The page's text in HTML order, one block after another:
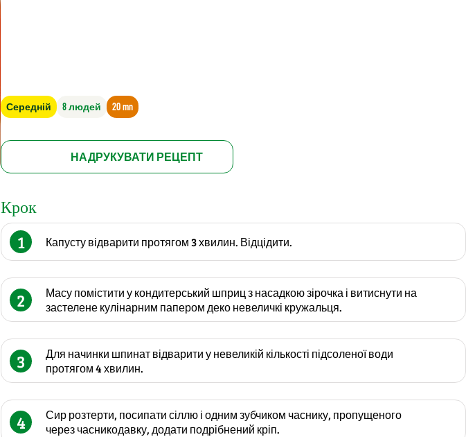
Середній 8 людей 20 mn
НАДРУКУВАТИ РЕЦЕПТ
Крок
1 Капусту відварити протягом 3 хвилин. Відцідити.
2
Масу помістити у кондитерський шприц з насадкою зірочка і витиснути на
застелене кулінарним папером деко невеличкі кружальця.
3
Для начинки шпинат відварити у невеликій кількості підсоленої води
протягом 4 хвилин.
4
Сир розтерти, посипати сіллю і одним зубчиком часнику, пропущеного
через часникодавку, додати подрібнений кріп.